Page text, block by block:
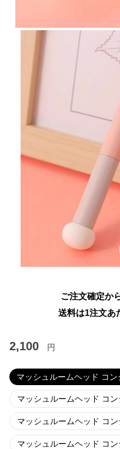
ご注文確定か
送料は1注文あ
2,100 円
マッシュルームヘッド コ
マッシュルームヘッド コ
マッシュルームヘッド コ
マッシュルームヘッド コ